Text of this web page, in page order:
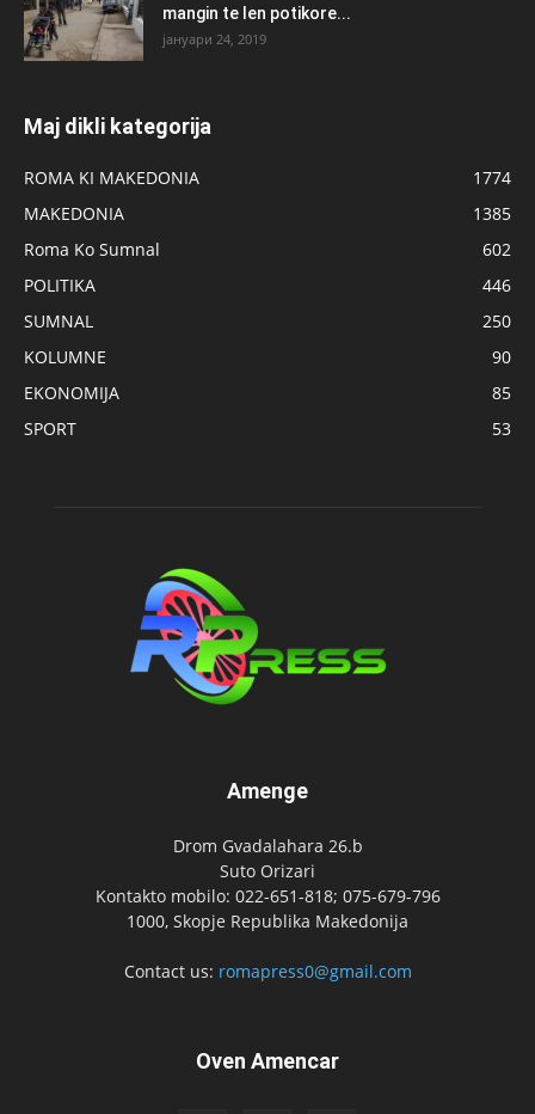
mangin te len potikore...
јануари 24, 2019
Maj dikli kategorija
ROMA KI MAKEDONIA
1774
MAKEDONIA
1385
Roma Ko Sumnal
602
POLITIKA
446
SUMNAL
250
KOLUMNE
90
EKONOMIJA
85
SPORT
53
Amenge
Drom Gvadalahara 26.b
Suto Orizari
Kontakto mobilo: 022-651-818; 075-679-796
1000, Skopje Republika Makedonija
Contact us: romapress0@gmail.com
Oven Amencar